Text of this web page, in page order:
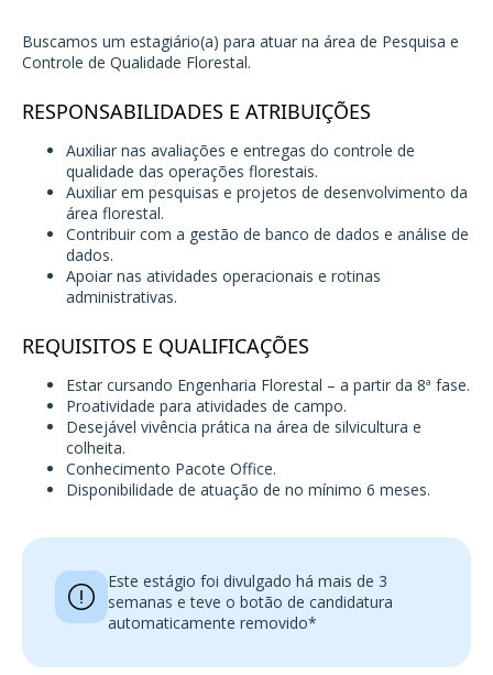
Buscamos um estagiário(a) para atuar na área de Pesquisa e
Controle de Qualidade Florestal.
RESPONSABILIDADES E ATRIBUIÇÕES
Auxiliar nas avaliações e entregas do controle de
qualidade das operações florestais.
Auxiliar em pesquisas e projetos de desenvolvimento da
área florestal.
Contribuir com a gestão de banco de dados e análise de
dados.
Apoiar nas atividades operacionais e rotinas
administrativas.
REQUISITOS E QUALIFICAÇÕES
Estar cursando Engenharia Florestal – a partir da 8ª fase.
Proatividade para atividades de campo.
Desejável vivência prática na área de silvicultura e
colheita.
Conhecimento Pacote Office.
Disponibilidade de atuação de no mínimo 6 meses.
Este estágio foi divulgado há mais de 3
semanas e teve o botão de candidatura
automaticamente removido*